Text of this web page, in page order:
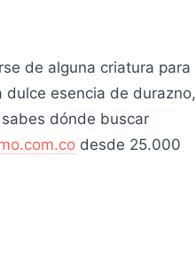
de alguna criatura para
dulce esencia de durazno,
dónde buscar
desde 25.000